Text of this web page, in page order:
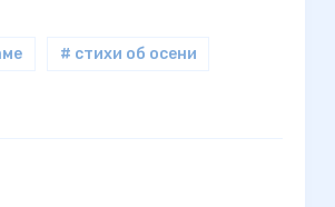
# стихи об осени